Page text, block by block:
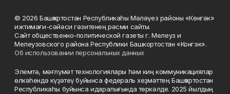
© 2026 Башҡортостан Республикаһы Мәләүез районы «Көнгәк»
ижтимағи-сәйәси гәзитенең рәсми сайты.
Сайт общественно-политической газеты г. Мелеуз и
Мелеузовского района Республики Башкортостан «Конгэк».
Об использовании персональных данных
Элемтә, мәғлүмәт технологиялары һәм киң коммуникациялар
өлкәһендә күҙәтеү буйынса федераль хеҙмәттең Башҡортостан
Республикаһы буйынса идаралығында теркәлде. 2025 йылдың